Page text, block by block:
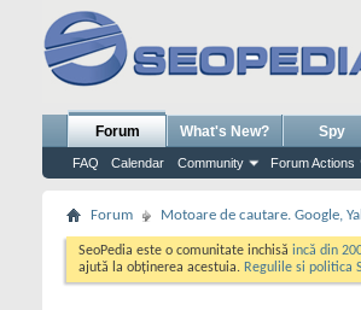
Forum
FAQ Calendar Community Forum Actions
What's New? Spy
Forum Motoare de cautare. Google,
SeoPedia este o comunitate inchisă incă din
ajută la obținerea acestuia. Regulile si politica